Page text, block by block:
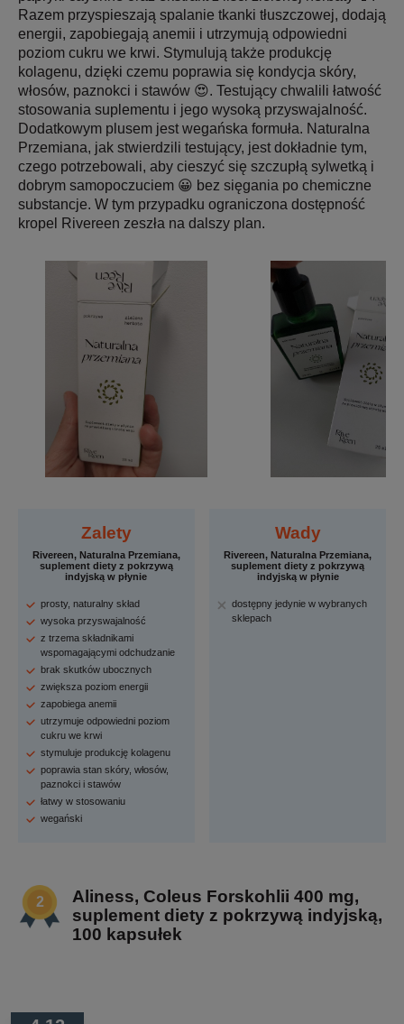
Razem przyspieszają spalanie tkanki tłuszczowej, dodają
energii, zapobiegają anemii i utrzymują odpowiedni
poziom cukru we krwi. Stymulują także produkcję
kolagenu, dzięki czemu poprawia się kondycja skóry,
włosów, paznokci i stawów 😍. Testujący chwalili łatwość
stosowania suplementu i jego wysoką przyswajalność.
Dodatkowym plusem jest wegańska formuła. Naturalna
Przemiana, jak stwierdzili testujący, jest dokładnie tym,
czego potrzebowali, aby cieszyć się szczupłą sylwetką i
dobrym samopoczuciem 😀 bez sięgania po chemiczne
substancje. W tym przypadku ograniczona dostępność
kropel Rivereen zeszła na dalszy plan.
Zalety
Rivereen, Naturalna Przemiana,
suplement diety z pokrzywą
indyjską w płynie
prosty, naturalny skład
wysoka przyswajalność
z trzema składnikami
wspomagającymi odchudzanie
brak skutków ubocznych
zwiększa poziom energii
zapobiega anemii
utrzymuje odpowiedni poziom
cukru we krwi
stymuluje produkcję kolagenu
poprawia stan skóry, włosów,
paznokci i stawów
łatwy w stosowaniu
wegański
Wady
Rivereen, Naturalna Przemiana,
suplement diety z pokrzywą
indyjską w płynie
dostępny jedynie w wybranych
sklepach
Aliness, Coleus Forskohlii 400 mg,
suplement diety z pokrzywą indyjską,
100 kapsułek